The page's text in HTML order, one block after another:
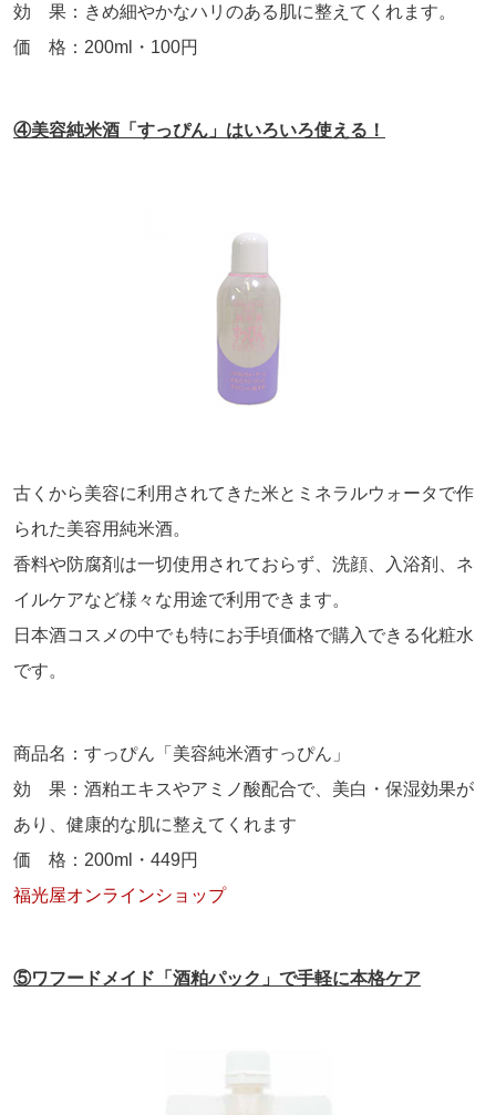
効 果：きめ細やかなハリのある肌に整えてくれます。
価 格： 200ml ・ 100円
④美容純米酒「すっぴん」はいろいろ使える！
古くから美容に利用されてきた米とミネラルウォータで作
られた美容用純米酒。
香料や防腐剤は一切使用されておらず、洗顔、入浴剤、ネ
イルケアなど様々な用途で利用できます。
日本酒コスメの中でも特にお手頃価格で購入できる化粧水
です。
商品名：すっぴん「美容純米酒すっぴん」
効 果：酒粕エキスやアミノ酸配合で、美白・保湿効果が
あり、健康的な肌に整えてくれます
価 格： 200ml ・ 449円
福光屋オンラインショップ
⑤ワフードメイド「酒粕パック」で手軽に本格ケア